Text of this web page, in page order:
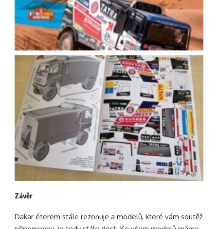
Závěr
Dakar éterem stále rezonuje a modelů, které vám soutěž